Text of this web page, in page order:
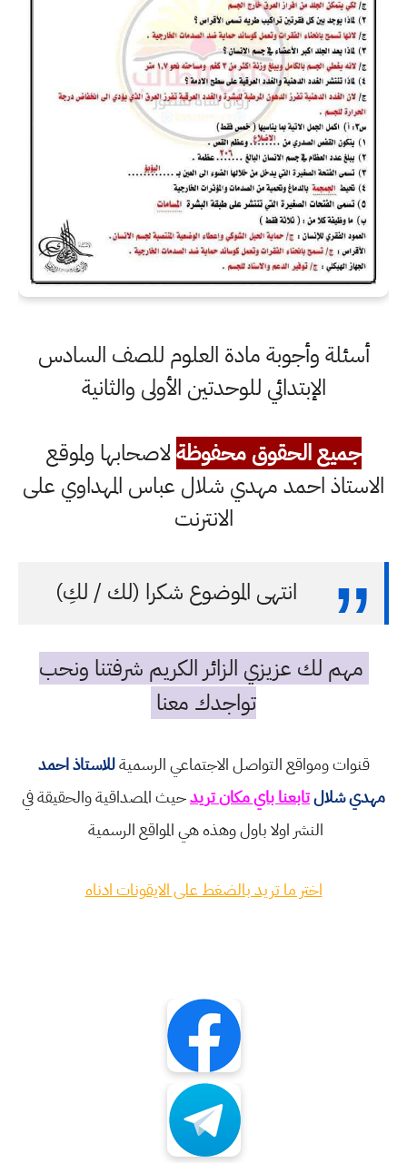
أسئلة وأجوبة مادة العلوم للصف السادس
الإبتدائي للوحدتين الأولى والثانية
جميع الحقوق محفوظةلاصحابها ولموقع
الاستاذ احمد مهدي شلال عباس المهداوي على
الانترنت
انتهى الموضوع شكرا (لك / لكِ)
مهم لك عزيزي الزائر الكريم شرفتنا ونحب
تواجدك معنا
قنوات ومواقع التواصل الاجتماعي الرسميةللاستاذ احمد
مهدي شلالتابعنا باي مكان تريدحيث المصداقية والحقيقة في
النشر اولا باول وهذه هي المواقع الرسمية
اختر ما تريد بالضغط على الايقونات ادناه